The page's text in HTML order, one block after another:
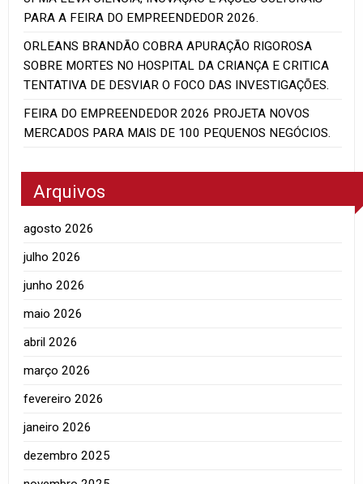
PARA A FEIRA DO EMPREENDEDOR 2026.
ORLEANS BRANDÃO COBRA APURAÇÃO RIGOROSA
SOBRE MORTES NO HOSPITAL DA CRIANÇA E CRITICA
TENTATIVA DE DESVIAR O FOCO DAS INVESTIGAÇÕES.
FEIRA DO EMPREENDEDOR 2026 PROJETA NOVOS
MERCADOS PARA MAIS DE 100 PEQUENOS NEGÓCIOS.
Arquivos
agosto 2026
julho 2026
junho 2026
maio 2026
abril 2026
março 2026
fevereiro 2026
janeiro 2026
dezembro 2025